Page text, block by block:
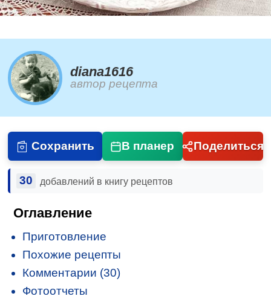
diana1616
автор рецепта
Сохранить В планер Поделиться
30 добавлений в книгу рецептов
Оглавление
Приготовление
Похожие рецепты
Комментарии (30)
Фотоотчеты